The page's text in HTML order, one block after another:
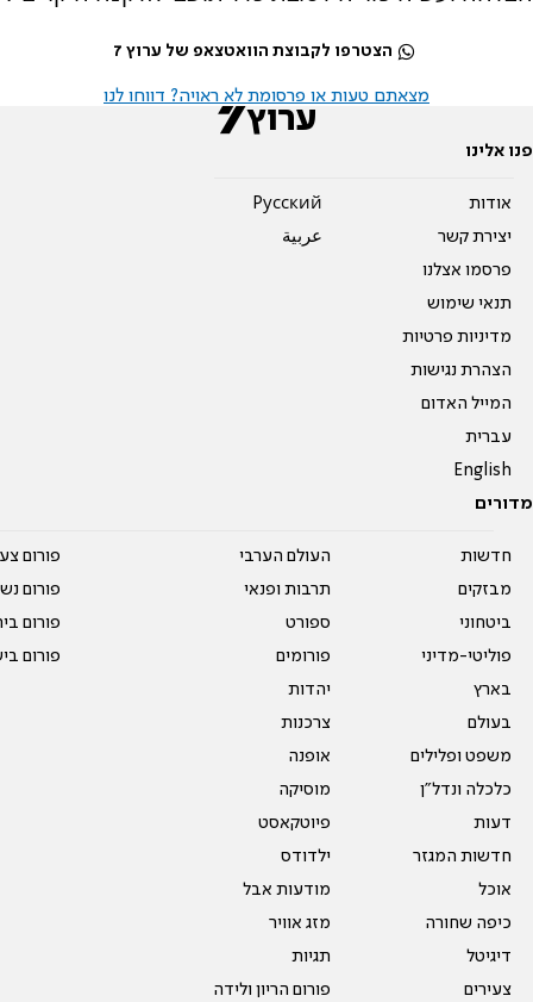
הצטרפו לקבוצת הוואטצאפ של ערוץ 7
מצאתם טעות או פרסומת לא ראויה? דווחו לנו
פנו אלינו
אודות
יצירת קשר
פרסמו אצלנו
תנאי שימוש
מדיניות פרטיות
הצהרת נגישות
המייל האדום
עברית
English
Pусский
عربية
מדורים
חדשות
מבזקים
ביטחוני
פוליטי-מדיני
בארץ
בעולם
משפט ופלילים
כלכלה ונדל"ן
דעות
חדשות המגזר
אוכל
כיפה שחורה
דיגיטל
צעירים
העולם הערבי
תרבות ופנאי
ספורט
פורומים
יהדות
צרכנות
אופנה
מוסיקה
פיוטקאסט
ילדודס
מודעות אבל
מזג אוויר
תגיות
פורום הריון ולידה
פורום
פורום
פורום
פורום